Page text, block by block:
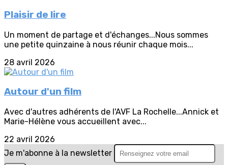
Plaisir de lire
Un moment de partage et d'échanges...Nous sommes
une petite quinzaine à nous réunir chaque mois...
28 avril 2026
Autour d'un film
Avec d'autres adhérents de l'AVF La Rochelle...Annick et
Marie-Hélène vous accueillent avec...
22 avril 2026
Je m'abonne à la newsletter